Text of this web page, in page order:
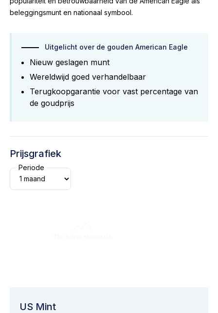
beleggingsmunt en nationaal symbool.
Uitgelicht over de gouden American Eagle
Nieuw geslagen munt
Wereldwijd goed verhandelbaar
Terugkoopgarantie voor vast percentage van
de goudprijs
Prijsgrafiek
Periode
US Mint